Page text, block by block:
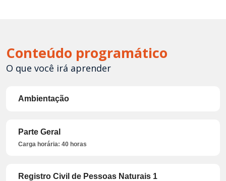
Conteúdo programático
O que você irá aprender
Ambientação
Parte Geral
Carga horária: 40 horas
Registro Civil de Pessoas Naturais 1